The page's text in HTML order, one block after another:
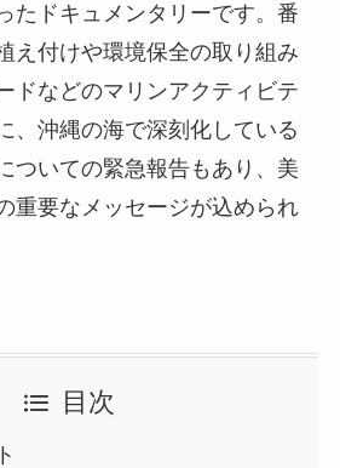
たドキュメンタリーです。番
え付けや環境保全の取り組み
ドなどのマリンアクティビテ
、沖縄の海で深刻化している
ついての緊急報告もあり、美
重要なメッセージが込められ
目次